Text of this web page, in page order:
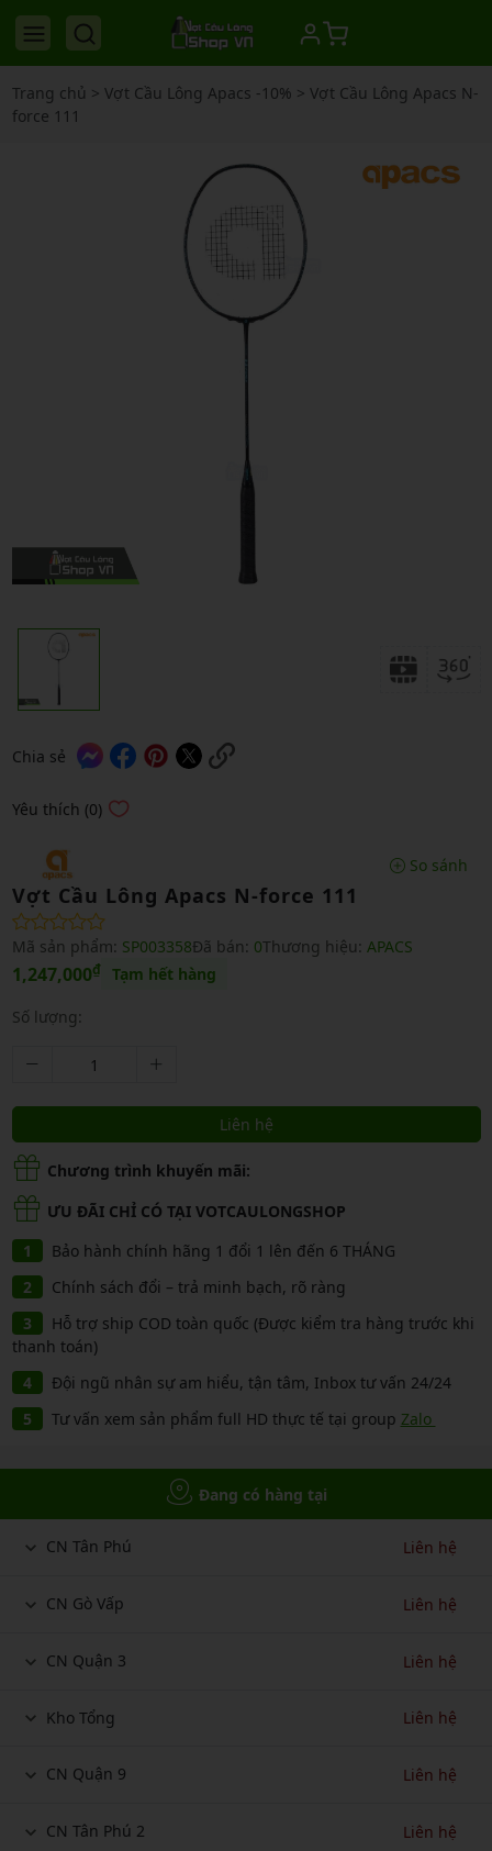
Trang chủ > Vợt Cầu Lông Apacs -10% > Vợt Cầu Lông Apacs N-
force 111
Chia sẻ
Yêu thích (0)
So sánh
Vợt Cầu Lông Apacs N-force 111
Mã sản phẩm: SP003358Đã bán: 0Thương hiệu: APACS
1,247,000₫ Tạm hết hàng
Số lượng:
Liên hệ
Chương trình khuyến mãi:
ƯU ĐÃI CHỈ CÓ TẠI VOTCAULONGSHOP
Bảo hành chính hãng 1 đổi 1 lên đến 6 THÁNG
Chính sách đổi – trả minh bạch, rõ ràng
Hỗ trợ ship COD toàn quốc (Được kiểm tra hàng trước khi
thanh toán)
Đội ngũ nhân sự am hiểu, tận tâm, Inbox tư vấn 24/24
Tư vấn xem sản phẩm full HD thực tế tại group Zalo
Đang có hàng tại
CN Tân Phú Liên hệ
CN Gò Vấp Liên hệ
CN Quận 3 Liên hệ
Kho Tổng Liên hệ
CN Quận 9 Liên hệ
CN Tân Phú 2 Liên hệ